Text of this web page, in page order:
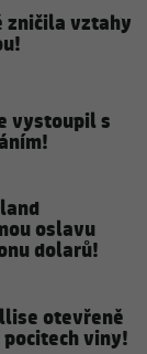
zničila vztahy
vystoupil s
oslavu
dolarů!
otevřeně
viny!